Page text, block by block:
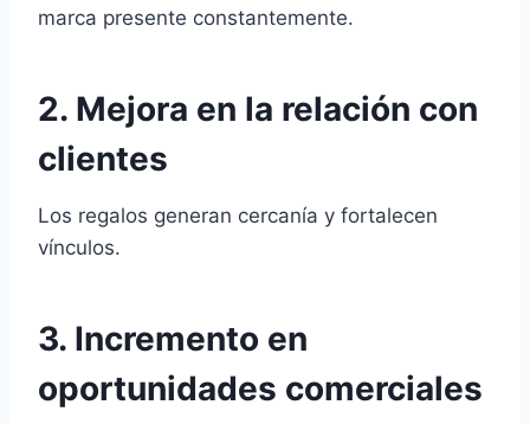
marca presente constantemente.
2. Mejora en la relación con
clientes
Los regalos generan cercanía y fortalecen
vínculos.
3. Incremento en
oportunidades comerciales